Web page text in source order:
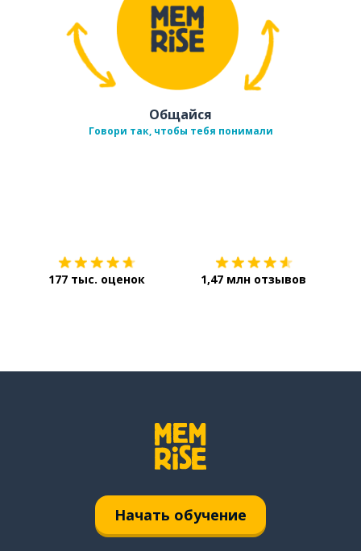
Общайся
Говори так, чтобы тебя понимали
177 тыс. оценок 1,47 млн отзывов
Начать обучение